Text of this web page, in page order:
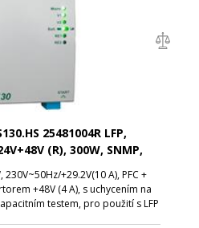
25481004R LFP,
(R), 300W, SNMP,
+29.2V(10 A), PFC +
+48V (4 A), s uchycením na
testem, pro použití s LFP